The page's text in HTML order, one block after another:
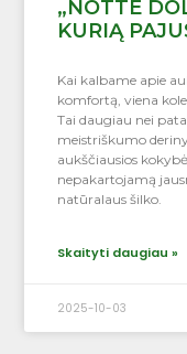
„NOTTE
KURIĄ
Kai kalbame apie
komfortą, viena
Tai daugiau nei
meistriškumo
aukščiausios
nepakartojamą
natūralaus šilko.
Skaityti daugiau »
2025-10-03